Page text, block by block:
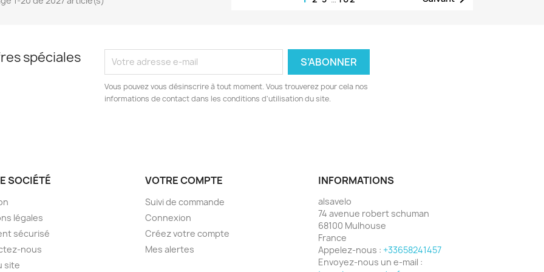
spéciales
Vous pouvez vous désinscrire à tout moment. Vous trouverez pour cela nos
informations de contact dans les conditions d'utilisation du site.
SOCIÉTÉ
légales
sécurisé
nous
site
VOTRE COMPTE
Suivi de commande
Connexion
Créez votre compte
Mes alertes
INFORMATIONS
alsavelo
74 avenue robert schuman
68100 Mulhouse
France
Appelez-nous : +33658241457
Envoyez-nous un e-mail :